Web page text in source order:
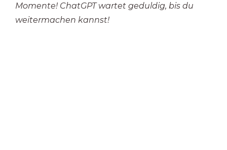
Momente! ChatGPT wartet geduldig, bis du
weitermachen kannst!